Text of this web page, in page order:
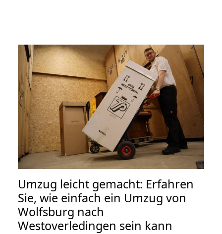
Umzug leicht gemacht: Erfahren
Sie, wie einfach ein Umzug von
Wolfsburg nach
Westoverledingen sein kann